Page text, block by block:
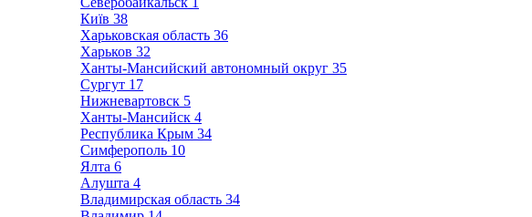
Київ 38
Харьковская область 36
Харьков 32
Ханты-Мансийский автономный округ 35
Сургут 17
Нижневартовск 5
Ханты-Мансийск 4
Республика Крым 34
Симферополь 10
Ялта 6
Алушта 4
Владимирская область 34